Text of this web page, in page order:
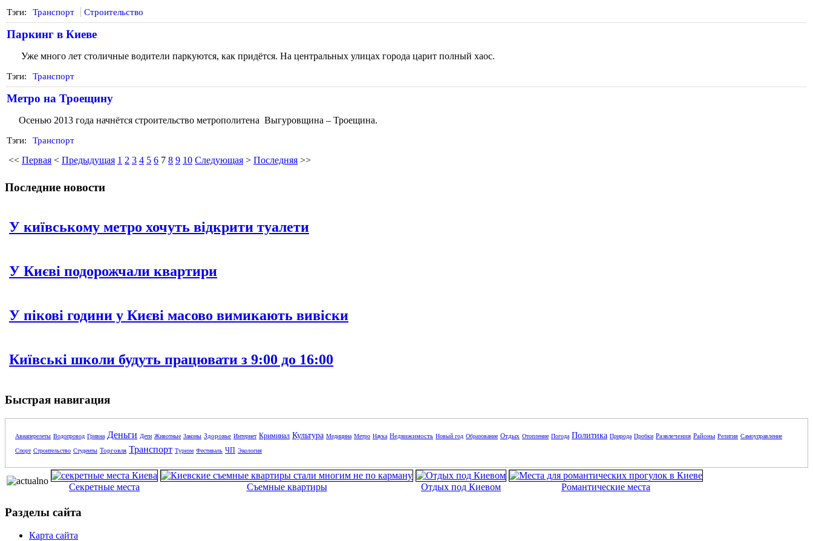
Тэги: Транспорт Строительство
Паркинг в Киеве
Уже много лет столичные водители паркуются, как придётся. На центральных улицах города царит полный хаос.
Тэги: Транспорт
Метро на Троещину
Осенью 2013 года начнётся строительство метрополитена Выгуровщина – Троещина.
Тэги: Транспорт
<< Первая < Предыдущая 1 2 3 4 5 6 7 8 9 10 Следующая > Последняя >>
Последние новости
У київському метро хочуть відкрити туалети
У Києві подорожчали квартири
У пікові години у Києві масово вимикають вивіски
Київські школи будуть працювати з 9:00 до 16:00
Быстрая навигация
Авиаперелеты Водопровод Гривна Деньги Дети Животные Законы Здоровье Интернет Криминал Культура Медицина Метро Наука Недвижимость Новый год Образование Отдых Отопление Погода Политика Природа Пробки Развлечения Районы Религия Самоуправление
Спорт Строительство Студенты Торговля Транспорт Туризм Фестиваль ЧП Экология
Секретные места Съемные квартиры Отдых под Киевом Романтические места
Разделы сайта
Карта сайта